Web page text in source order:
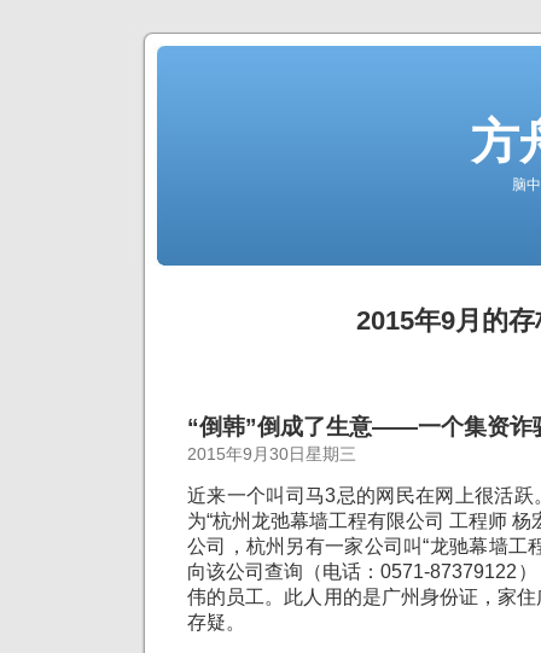
方
脑
2015年9月的存
“倒韩”倒成了生意——一个集资诈
2015年9月30日星期三
近来一个叫司马3忌的网民在网上很活
为“杭州龙弛幕墙工程有限公司 工程师 杨
公司，杭州另有一家公司叫“龙驰幕墙工
向该公司查询（电话：0571-87379122
伟的员工。此人用的是广州身份证，家
存疑。